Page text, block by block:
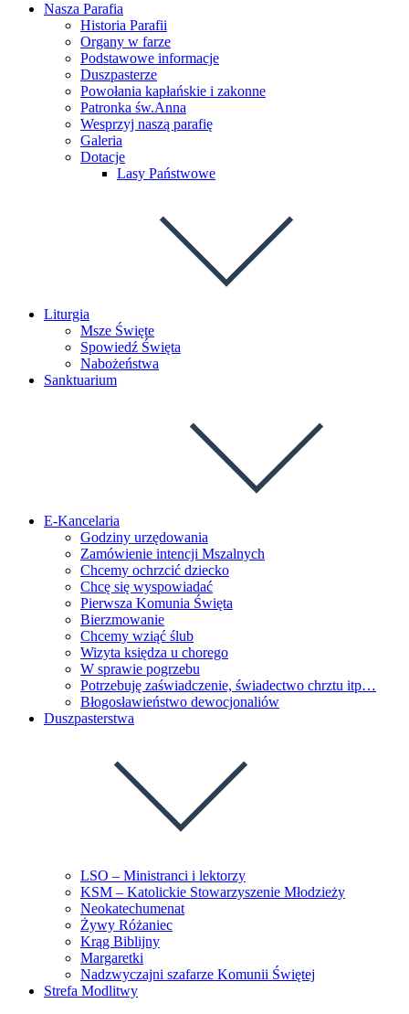
Nasza Parafia
Historia Parafii
Organy w farze
Podstawowe informacje
Duszpasterze
Powołania kapłańskie i zakonne
Patronka św.Anna
Wesprzyj naszą parafię
Galeria
Dotacje
Lasy Państwowe
Liturgia
Msze Święte
Spowiedź Święta
Nabożeństwa
Sanktuarium
E-Kancelaria
Godziny urzędowania
Zamówienie intencji Mszalnych
Chcemy ochrzcić dziecko
Chcę się wyspowiadać
Pierwsza Komunia Święta
Bierzmowanie
Chcemy wziąć ślub
Wizyta księdza u chorego
W sprawie pogrzebu
Potrzebuję zaświadczenie, świadectwo chrztu itp…
Błogosławieństwo dewocjonaliów
Duszpasterstwa
LSO – Ministranci i lektorzy
KSM – Katolickie Stowarzyszenie Młodzieży
Neokatechumenat
Żywy Różaniec
Krąg Biblijny
Margaretki
Nadzwyczajni szafarze Komunii Świętej
Strefa Modlitwy